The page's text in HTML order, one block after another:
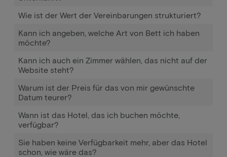
Wie ist der Wert der Vereinbarungen strukturiert?
Kann ich angeben, welche Art von Bett ich haben
möchte?
Kann ich auch ein Zimmer wählen, das nicht auf der
Website steht?
Warum ist der Preis für das von mir gewünschte
Datum teurer?
Wann ist das Hotel, das ich buchen möchte,
verfügbar?
Sie haben keine Verfügbarkeit mehr, aber das Hotel
schon, wie wäre das?